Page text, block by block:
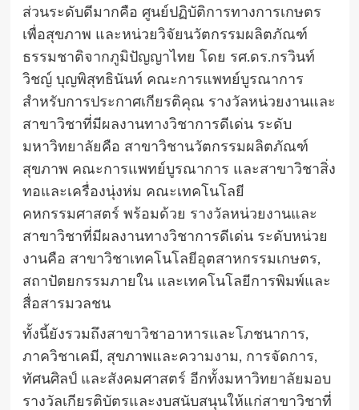
ส่วนระดับดีมากคือ ศูนย์ปฏิบัติการทางการเกษตร
เพื่อสุขภาพ และหน่วยวิจัยนวัตกรรมผลิตภัณฑ์
ธรรมชาติจากภูมิปัญญาไทย โดย รศ.ดร.กรวินท์
วิชญ์ บุญพิสุทธินันท์ คณะการแพทย์บูรณาการ
สำหรับการประกาศเกียรติคุณ รางวัลหน่วยงานและ
สาขาวิชาที่มีผลงานทางวิชาการดีเด่น ระดับ
มหาวิทยาลัยคือ สาขาวิชานวัตกรรมผลิตภัณฑ์
สุขภาพ คณะการแพทย์บูรณาการ และสาขาวิชาสิ่ง
ทอและเครื่องนุ่งห่ม คณะเทคโนโลยี
คหกรรมศาสตร์ พร้อมด้วย รางวัลหน่วยงานและ
สาขาวิชาที่มีผลงานทางวิชาการดีเด่น ระดับหน่วย
งานคือ สาขาวิชาเทคโนโลยีอุตสาหกรรมเกษตร,
สถาปัตยกรรมภายใน และเทคโนโลยีการพิมพ์และ
สื่อสารมวลชน
ทั้งนี้ยังรวมถึงสาขาวิชาอาหารและโภชนาการ,
ภาควิชาเคมี, สุขภาพและความงาม, การจัดการ,
ทัศนศิลป์ และสังคมศาสตร์ อีกทั้งมหาวิทยาลัยมอบ
รางวัลเกียรติบัตรและงบสนับสนุนให้แก่สาขาวิชาที่